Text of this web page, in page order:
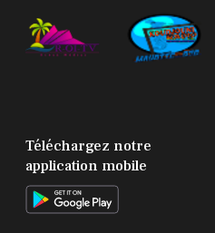
Téléchargez notre
application mobile